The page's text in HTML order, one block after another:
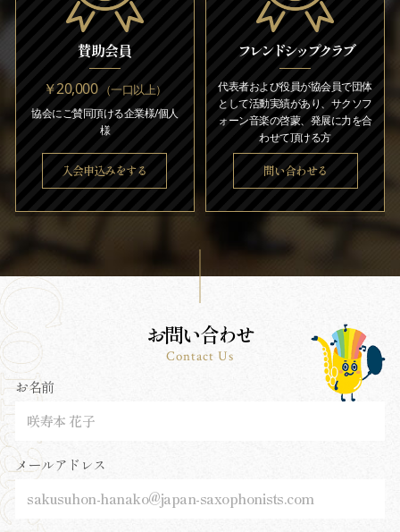
賛助会員
￥20,000（一口以上）
協会にご賛同頂ける企業様/個人
様
入会申込みをする
フレンドシップクラブ
代表者および役員が協会員で団体
として活動実績があり、サクソフ
ォーン音楽の啓蒙、発展に力を合
わせて頂ける方
問い合わせる
お問い合わせ
Contact Us
お名前
メールアドレス